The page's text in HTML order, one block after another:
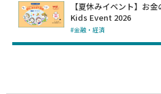
【夏休みイベント】お
Kids Event 2026
#金融・経済